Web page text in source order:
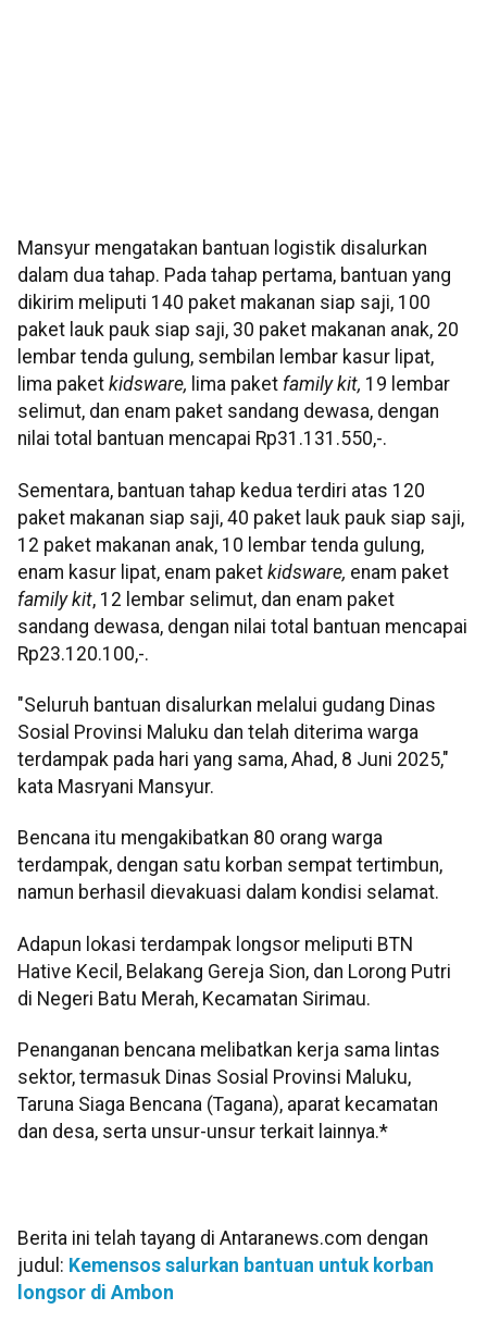
Mansyur mengatakan bantuan logistik disalurkan
dalam dua tahap. Pada tahap pertama, bantuan yang
dikirim meliputi 140 paket makanan siap saji, 100
paket lauk pauk siap saji, 30 paket makanan anak, 20
lembar tenda gulung, sembilan lembar kasur lipat,
lima paket kidsware, lima paket family kit, 19 lembar
selimut, dan enam paket sandang dewasa, dengan
nilai total bantuan mencapai Rp31.131.550,-.
Sementara, bantuan tahap kedua terdiri atas 120
paket makanan siap saji, 40 paket lauk pauk siap saji,
12 paket makanan anak, 10 lembar tenda gulung,
enam kasur lipat, enam paket kidsware, enam paket
family kit, 12 lembar selimut, dan enam paket
sandang dewasa, dengan nilai total bantuan mencapai
Rp23.120.100,-.
"Seluruh bantuan disalurkan melalui gudang Dinas
Sosial Provinsi Maluku dan telah diterima warga
terdampak pada hari yang sama, Ahad, 8 Juni 2025,"
kata Masryani Mansyur.
Bencana itu mengakibatkan 80 orang warga
terdampak, dengan satu korban sempat tertimbun,
namun berhasil dievakuasi dalam kondisi selamat.
Adapun lokasi terdampak longsor meliputi BTN
Hative Kecil, Belakang Gereja Sion, dan Lorong Putri
di Negeri Batu Merah, Kecamatan Sirimau.
Penanganan bencana melibatkan kerja sama lintas
sektor, termasuk Dinas Sosial Provinsi Maluku,
Taruna Siaga Bencana (Tagana), aparat kecamatan
dan desa, serta unsur-unsur terkait lainnya.*
Berita ini telah tayang di Antaranews.com dengan
judul: Kemensos salurkan bantuan untuk korban
longsor di Ambon